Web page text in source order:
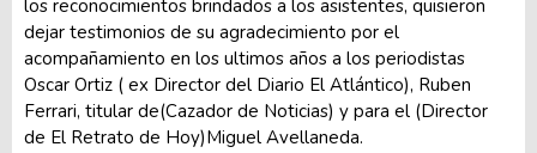
los reconocimientos brindados a los asistentes, quisieron
dejar testimonios de su agradecimiento por el
acompañamiento en los ultimos años a los periodistas
Oscar Ortiz ( ex Director del Diario El Atlántico), Ruben
Ferrari, titular de(Cazador de Noticias) y para el (Director
de El Retrato de Hoy)Miguel Avellaneda.